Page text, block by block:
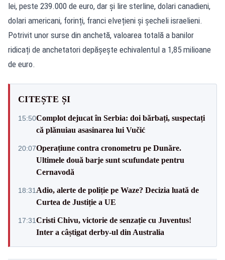
lei, peste 239.000 de euro, dar și lire sterline, dolari canadieni,
dolari americani, forinți, franci elvețieni și șecheli israelieni.
Potrivit unor surse din anchetă, valoarea totală a banilor
ridicați de anchetatori depășește echivalentul a 1,85 milioane
de euro.
CITEȘTE ȘI
15:50Complot dejucat în Serbia: doi bărbați, suspectați
că plănuiau asasinarea lui Vučić
20:07Operațiune contra cronometru pe Dunăre.
Ultimele două barje sunt scufundate pentru
Cernavodă
18:31 Adio, alerte de poliție pe Waze? Decizia luată de
Curtea de Justiție a UE
17:31Cristi Chivu, victorie de senzație cu Juventus!
Inter a câștigat derby-ul din Australia